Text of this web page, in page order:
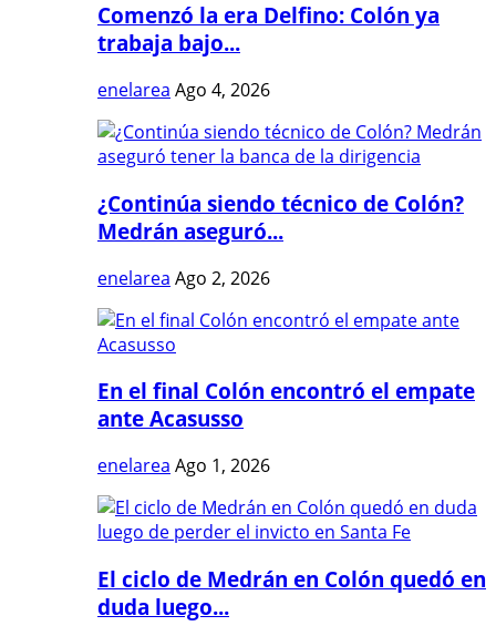
Comenzó la era Delfino: Colón ya
trabaja bajo...
enelarea Ago 4, 2026
¿Continúa siendo técnico de Colón?
Medrán aseguró...
enelarea Ago 2, 2026
En el final Colón encontró el empate
ante Acasusso
enelarea Ago 1, 2026
El ciclo de Medrán en Colón quedó en
duda luego...